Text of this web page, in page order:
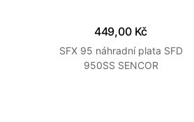
449,00 Kč
SFX 95 náhradní plata SFD
950SS SENCOR